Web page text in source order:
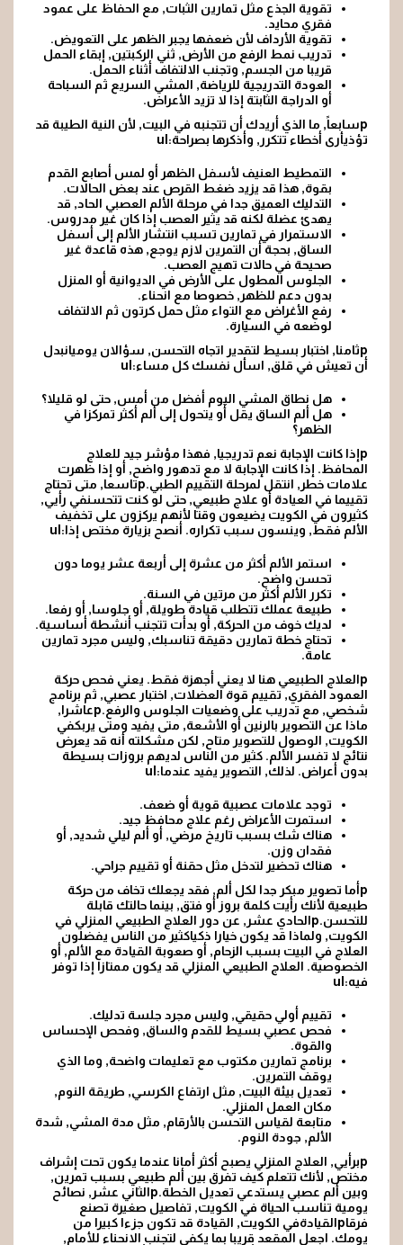
تقوية الجذع مثل تمارين الثبات, مع الحفاظ على عمود
فقري محايد.
تقوية الأرداف لأن ضعفها يجبر الظهر على التعويض.
تدريب نمط الرفع من الأرض, ثني الركبتين, إبقاء الحمل
قريبا من الجسم, وتجنب الالتفاف أثناء الحمل.
العودة التدريجية للرياضة, المشي السريع ثم السباحة
أو الدراجة الثابتة إذا لا تزيد الأعراض.
pسابعاً, ما الذي أريدك أن تتجنبه في البيت, لأن النية الطيبة قد
تؤذيأرى أخطاء تتكرر, وأذكرها بصراحة:ul
التمطيط العنيف لأسفل الظهر أو لمس أصابع القدم
بقوة, هذا قد يزيد ضغط القرص عند بعض الحالات.
التدليك العميق جدا في مرحلة الألم العصبي الحاد, قد
يهدئ عضلة لكنه قد يثير العصب إذا كان غير مدروس.
الاستمرار في تمارين تسبب انتشار الألم إلى أسفل
الساق, بحجة أن التمرين لازم يوجع, هذه قاعدة غير
صحيحة في حالات تهيج العصب.
الجلوس المطول على الأرض في الديوانية أو المنزل
بدون دعم للظهر, خصوصا مع انحناء.
رفع الأغراض مع التواء مثل حمل كرتون ثم الالتفاف
لوضعه في السيارة.
pثامنا, اختبار بسيط لتقدير اتجاه التحسن, سؤالان يوميانبدل
أن تعيش في قلق, اسأل نفسك كل مساء:ul
هل نطاق المشي اليوم أفضل من أمس, حتى لو قليلا؟
هل ألم الساق يقل أو يتحول إلى ألم أكثر تمركزا في
الظهر؟
pإذا كانت الإجابة نعم تدريجيا, فهذا مؤشر جيد للعلاج
المحافظ. إذا كانت الإجابة لا مع تدهور واضح, أو إذا ظهرت
علامات خطر, انتقل لمرحلة التقييم الطبي.pتاسعا, متى تحتاج
تقييما في العيادة أو علاج طبيعي, حتى لو كنت تتحسنفي رأيي,
كثيرون في الكويت يضيعون وقتا لأنهم يركزون على تخفيف
الألم فقط, وينسون سبب تكراره. أنصح بزيارة مختص إذا:ul
استمر الألم أكثر من عشرة إلى أربعة عشر يوما دون
تحسن واضح.
تكرر الألم أكثر من مرتين في السنة.
طبيعة عملك تتطلب قيادة طويلة, أو جلوسا, أو رفعا.
لديك خوف من الحركة, أو بدأت تتجنب أنشطة أساسية.
تحتاج خطة تمارين دقيقة تناسبك, وليس مجرد تمارين
عامة.
pالعلاج الطبيعي هنا لا يعني أجهزة فقط. يعني فحص حركة
العمود الفقري, تقييم قوة العضلات, اختبار عصبي, ثم برنامج
شخصي, مع تدريب على وضعيات الجلوس والرفع.pعاشرا,
ماذا عن التصوير بالرنين أو الأشعة, متى يفيد ومتى يربكفي
الكويت, الوصول للتصوير متاح, لكن مشكلته أنه قد يعرض
نتائج لا تفسر الألم. كثير من الناس لديهم بروزات بسيطة
بدون أعراض. لذلك, التصوير يفيد عندما:ul
توجد علامات عصبية قوية أو ضعف.
استمرت الأعراض رغم علاج محافظ جيد.
هناك شك بسبب تاريخ مرضي, أو ألم ليلي شديد, أو
فقدان وزن.
هناك تحضير لتدخل مثل حقنة أو تقييم جراحي.
pأما تصوير مبكر جدا لكل ألم, فقد يجعلك تخاف من حركة
طبيعية لأنك رأيت كلمة بروز أو فتق, بينما حالتك قابلة
للتحسن.pالحادي عشر, عن دور العلاج الطبيعي المنزلي في
الكويت, ولماذا قد يكون خيارا ذكياكثير من الناس يفضلون
العلاج في البيت بسبب الزحام, أو صعوبة القيادة مع الألم, أو
الخصوصية. العلاج الطبيعي المنزلي قد يكون ممتازا إذا توفر
فيه:ul
تقييم أولي حقيقي, وليس مجرد جلسة تدليك.
فحص عصبي بسيط للقدم والساق, وفحص الإحساس
والقوة.
برنامج تمارين مكتوب مع تعليمات واضحة, وما الذي
يوقف التمرين.
تعديل بيئة البيت, مثل ارتفاع الكرسي, طريقة النوم,
مكان العمل المنزلي.
متابعة لقياس التحسن بالأرقام, مثل مدة المشي, شدة
الألم, جودة النوم.
pبرأيي, العلاج المنزلي يصبح أكثر أمانا عندما يكون تحت إشراف
مختص, لأنك تتعلم كيف تفرق بين ألم طبيعي بسبب تمرين,
وبين ألم عصبي يستدعي تعديل الخطة.pالثاني عشر, نصائح
يومية تناسب الحياة في الكويت, تفاصيل صغيرة تصنع
فرقاpالقيادةفي الكويت, القيادة قد تكون جزءا كبيرا من
يومك. اجعل المقعد قريبا بما يكفي لتجنب الانحناء للأمام,